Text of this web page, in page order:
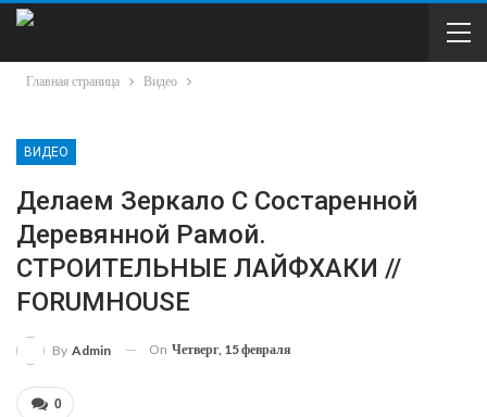
Главная страница Видео
ВИДЕО
Делаем Зеркало С Состаренной
Деревянной Рамой.
СТРОИТЕЛЬНЫЕ ЛАЙФХАКИ //
FORUMHOUSE
By Admin On Четверг, 15 февраля
0